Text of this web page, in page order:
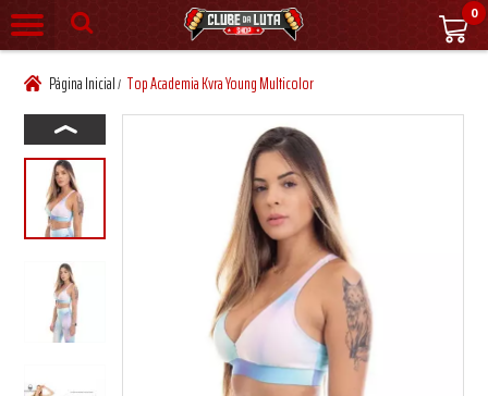
0
Página Inicial/ Top Academia Kvra Young Multicolor